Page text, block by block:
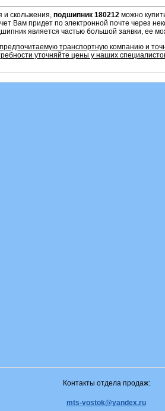
и скольжения, подшипник 180212 можно
Вам придет по электронной почте через
является частью большой заявки, ее
транспортную компанию и
уточняйте цены у наших
Контакты отдела продаж:
mts-vostok@yandex.ru